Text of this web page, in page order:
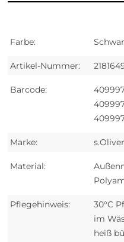
Farbe:
Artikel-Nummer:
Barcode:
Marke: s.Oliver
Material:
Pflegehinweis:
30°C
im
heiß